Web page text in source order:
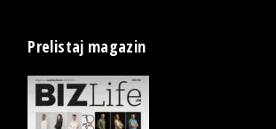
Prelistaj magazin